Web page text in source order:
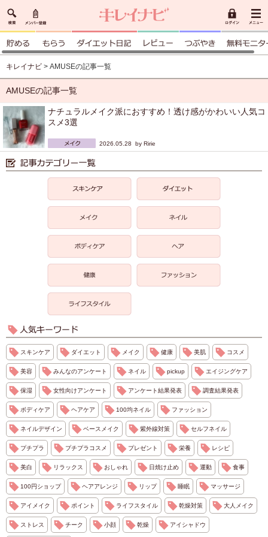
キレイナビ > AMUSEの記事一覧
AMUSEの記事一覧
ナチュラルメイク派におすすめ！透け感がかわいい人気コ
スメ3選
2026.05.28 by Ririe
スキンケア ダイエット メイク 健康 美肌 コスメ
美容 みんなのアンケート ネイル pickup エイジングケア
保湿 女性向けアンケート アンケート結果発表 調査結果発表
ボディケア ヘアケア 100均ネイル ファッション
ネイルデザイン ベースメイク 紫外線対策 セルフネイル
プチプラ プチプラコスメ プレゼント 栄養 レシピ
美白 リラックス おしゃれ 日焼け止め 運動 食事
100円ショップ ヘアアレンジ リップ 睡眠 マッサージ
アイメイク ポイント ライフスタイル 乾燥対策 大人メイク
ストレス チーク 小顔 乾燥 アイシャドウ